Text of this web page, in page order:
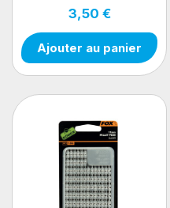
3,50 €
Ajouter au panier